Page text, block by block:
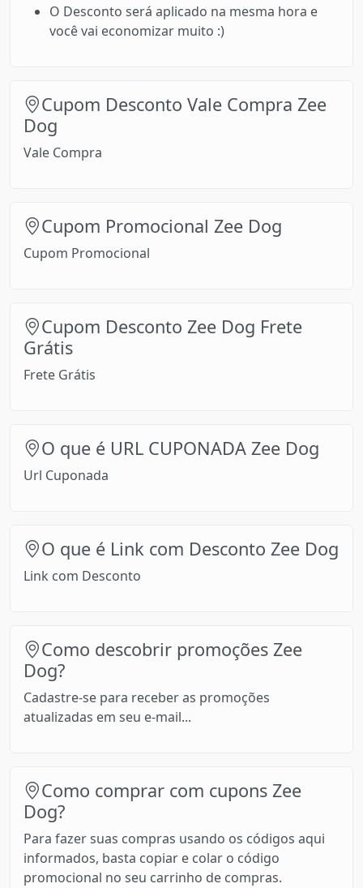
O Desconto será aplicado na mesma hora e
você vai economizar muito :)
Cupom Desconto Vale Compra Zee
Dog
Vale Compra
Cupom Promocional Zee Dog
Cupom Promocional
Cupom Desconto Zee Dog Frete
Grátis
Frete Grátis
O que é URL CUPONADA Zee Dog
Url Cuponada
O que é Link com Desconto Zee Dog
Link com Desconto
Como descobrir promoções Zee
Dog?
Cadastre-se para receber as promoções
atualizadas em seu e-mail...
Como comprar com cupons Zee
Dog?
Para fazer suas compras usando os códigos aqui
informados, basta copiar e colar o código
promocional no seu carrinho de compras.